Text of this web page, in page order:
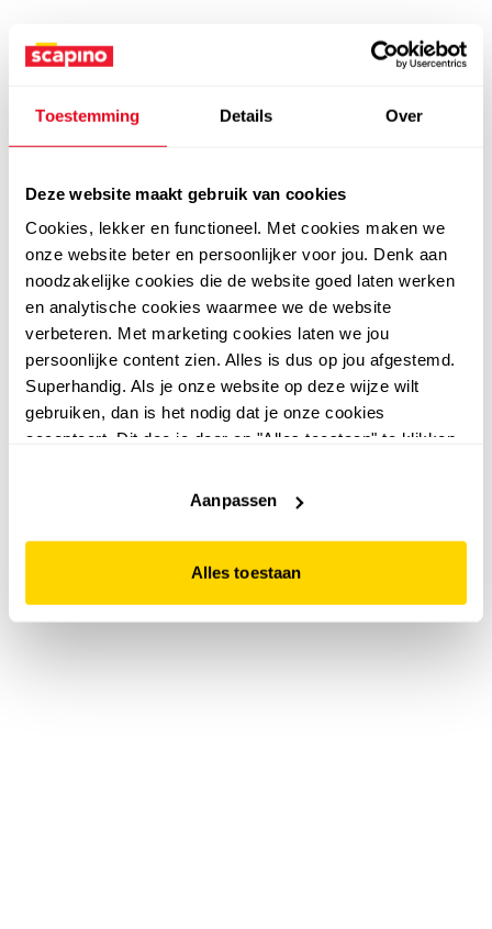
Toestemming Details Over
Deze website maakt gebruik van cookies
Cookies, lekker en functioneel. Met cookies maken we
onze website beter en persoonlijker voor jou. Denk aan
noodzakelijke cookies die de website goed laten werken
en analytische cookies waarmee we de website
verbeteren. Met marketing cookies laten we jou
persoonlijke content zien. Alles is dus op jou afgestemd.
Superhandig. Als je onze website op deze wijze wilt
gebruiken, dan is het nodig dat je onze cookies
accepteert. Dit doe je door op "Alles toestaan" te klikken.
website niet optimaal functioneert.
Aanpassen
Alles toestaan